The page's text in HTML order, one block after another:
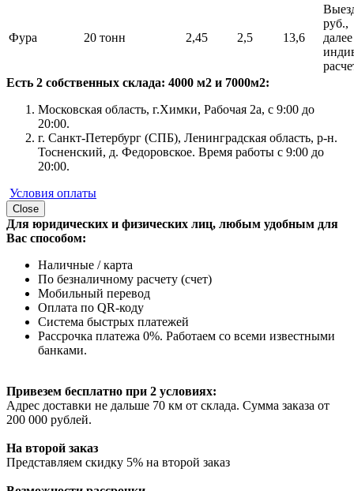
Фура 20 тонн 2,45 2,5 13,6
руб.,
далее
Есть 2 собственных склада: 4000 м2 и 7000м2:
Московская область, г.Химки, Рабочая 2а, с 9:00 до
20:00.
г. Санкт-Петербург (СПБ), Ленинградская область, р-н.
Тосненский, д. Федоровское. Время работы с 9:00 до
20:00.
Условия оплаты
Close
Для юридических и физических лиц, любым удобным для
Вас способом:
Наличные / карта
По безналичному расчету (счет)
Мобильный перевод
Оплата по QR-коду
Система быстрых платежей
Рассрочка платежа 0%. Работаем со всеми известными
банками.
Привезем бесплатно при 2 условиях:
Адрес доставки не дальше 70 км от склада. Сумма заказа от
200 000 рублей.
На второй заказ
Представляем скидку 5% на второй заказ